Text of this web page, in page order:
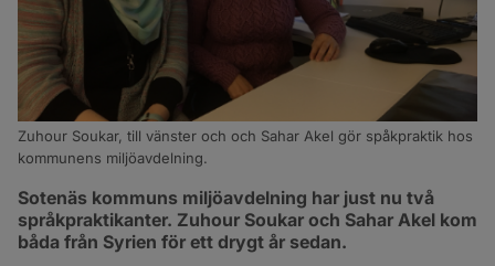
Zuhour Soukar, till vänster och och Sahar Akel gör spåkpraktik hos
kommunens miljöavdelning.
Sotenäs kommuns miljöavdelning har just nu två
språkpraktikanter. Zuhour Soukar och Sahar Akel kom
båda från Syrien för ett drygt år sedan.